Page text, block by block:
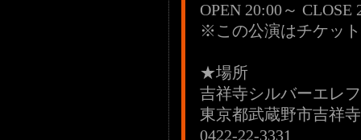
OPEN 20:00～ CLOSE
※この公演はチケッ
★場所
吉祥寺シルバーエレ
東京都武蔵野市吉祥
0422-22-3331